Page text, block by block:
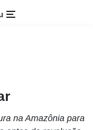
na Amazônia para